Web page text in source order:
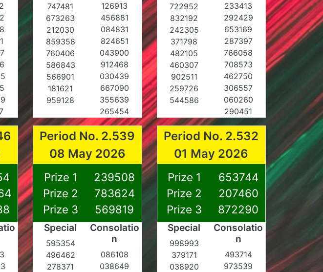
747481
673263
212030
859358
760406
586843
566901
181621
959128
126913
456881
084831
824651
043900
912468
030439
667090
355639
265454
722952
832192
242305
371798
482105
460307
902511
259726
544586
233413
292429
653169
287397
766058
708573
462750
306557
060260
290451
Period No. 2.539
08 May 2026
Prize 1
239508
Prize 2
783624
Prize 3
569819
Special
595354
496462
278371
Consolatio
n
086108
038649
Period No. 2.532
01 May 2026
Prize 1
653744
Prize 2
207460
Prize 3
872290
Special
998993
379171
038920
Consolatio
n
493714
973539